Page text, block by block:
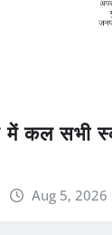
में कल सभी
Aug 5, 2026